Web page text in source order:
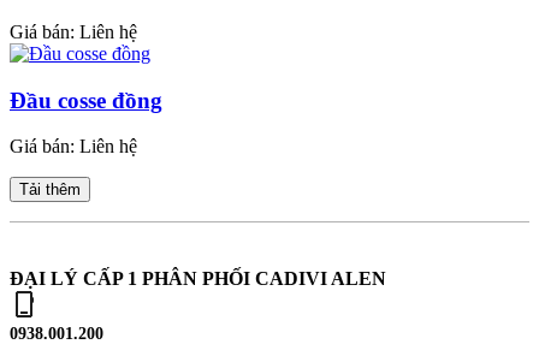
Giá bán: Liên hệ
Đầu cosse đồng
Giá bán: Liên hệ
Tải thêm
ĐẠI LÝ CẤP 1 PHÂN PHỐI CADIVI ALEN
0938.001.200